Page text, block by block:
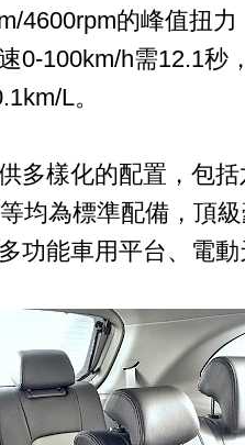
4600rpm的峰值扭
0-100km/h需12.1秒
L。
多樣化的配置，包
均為標準配備，頂
功能車用平台、電